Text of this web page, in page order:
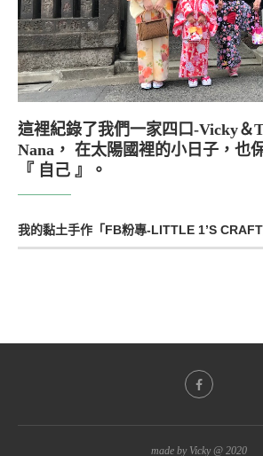
這裡紀錄了我們一家四口-Vicky＆
Nana， 在太陽國裡的小日子，也
『 自己 』。
我的黏土手作「FB粉專-LITTLE 1’S CRAFT
made by Vicky @ 2020